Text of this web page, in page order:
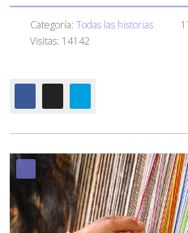
Categoría: Todas las historias
Visitas: 14142